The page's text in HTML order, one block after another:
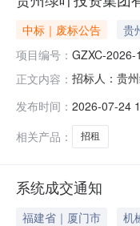
中标｜废标公告 贵
项目编号： GZXC-2026-
正文内容： 招标人：贵
除外）。招
发布时间： 2026-07-24
相关产品：
招租
系统成交通知
福建省｜厦门市 机